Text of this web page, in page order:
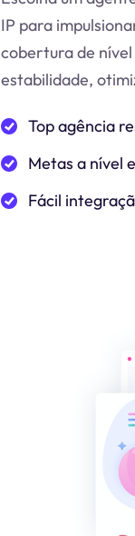
IP para
cobertura de
estabilidade,
Top agência
Metas a nível
Fácil